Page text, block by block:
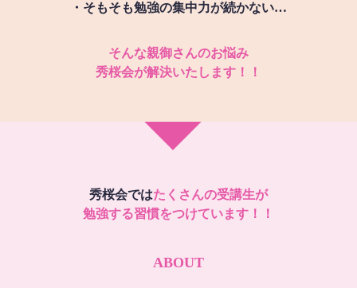
・そもそも勉強の集中力が続かない…
そんな親御さんのお悩み
秀桜会が解決いたします！！
秀桜会ではたくさんの受講生が
勉強する習慣をつけています！！
ABOUT